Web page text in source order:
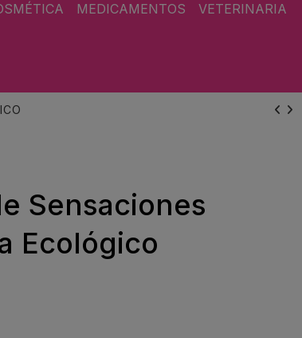
MEDICAMENTOS VETERINARIA
Sensaciones
Ecológico